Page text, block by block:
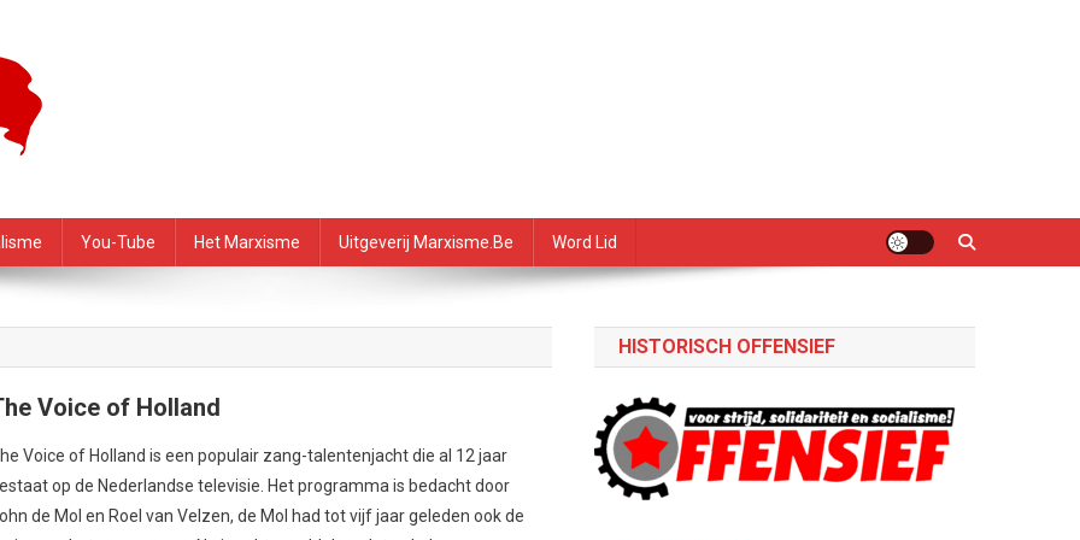
You-Tube Het Marxisme Uitgeverij Marxisme.be Word Lid
Voice of Holland
Voice of Holland is een populair zang-talentenjacht die al 12 jaar
op de Nederlandse televisie. Het programma is bedacht door
de Mol en Roel van Velzen, de Mol had tot vijf jaar geleden ook de
HISTORISCH OFFENSIEF